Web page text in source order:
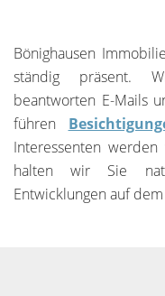
Bönighausen
ständig präsent.
beantworten E-Mails
führen
Interessenten
halten wir Sie
Entwicklungen auf